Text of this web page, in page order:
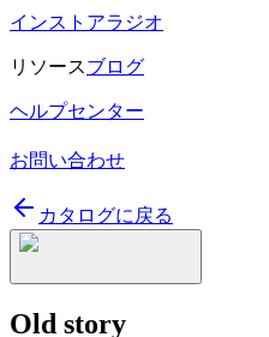
インストアラジオ
リソースブログ
ヘルプセンター
お問い合わせ
カタログに戻る
Old story